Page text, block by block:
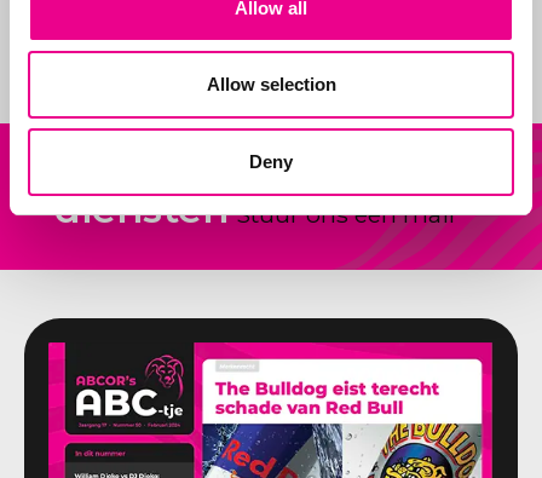
Allow all
Allow selection
Deny
diensten
Andere vraag?
Stuur ons een mail